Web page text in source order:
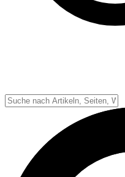
Football Regeln
Punkte & Scoring
Strafen & Fouls